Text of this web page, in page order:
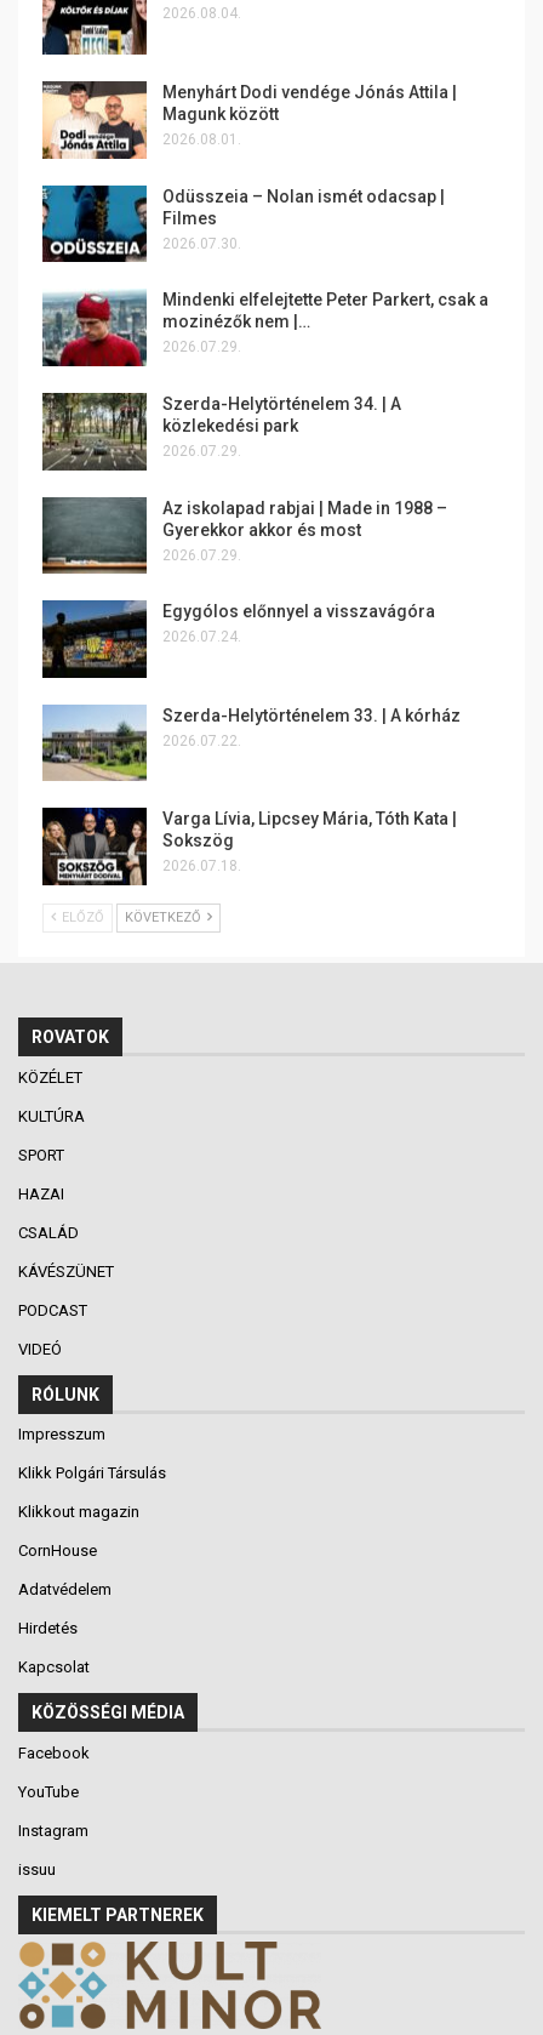
2026.08.04.
Menyhárt Dodi vendége Jónás Attila |
Magunk között
2026.08.01.
Odüsszeia – Nolan ismét odacsap |
Filmes
2026.07.30.
Mindenki elfelejtette Peter Parkert, csak a
mozinézők nem |…
2026.07.29.
Szerda-Helytörténelem 34. | A
közlekedési park
2026.07.29.
Az iskolapad rabjai | Made in 1988 –
Gyerekkor akkor és most
2026.07.29.
Egygólos előnnyel a visszavágóra
2026.07.24.
Szerda-Helytörténelem 33. | A kórház
2026.07.22.
Varga Lívia, Lipcsey Mária, Tóth Kata |
Sokszög
2026.07.18.
ELŐZŐ KÖVETKEZŐ
ROVATOK
KÖZÉLET
KULTÚRA
SPORT
HAZAI
CSALÁD
KÁVÉSZÜNET
PODCAST
VIDEÓ
RÓLUNK
Impresszum
Klikk Polgári Társulás
Klikkout magazin
CornHouse
Adatvédelem
Hirdetés
Kapcsolat
KÖZÖSSÉGI MÉDIA
Facebook
YouTube
Instagram
issuu
KIEMELT PARTNEREK